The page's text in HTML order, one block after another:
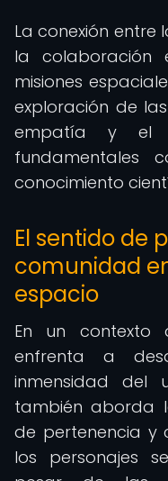
La conexión entre
la colaboración
misiones
exploración de
empatía y el
fundamentales
conocimiento
El sentido de
comunidad
espacio
En un contexto
enfrenta a
inmensidad del
también aborda
de pertenencia y
los personajes